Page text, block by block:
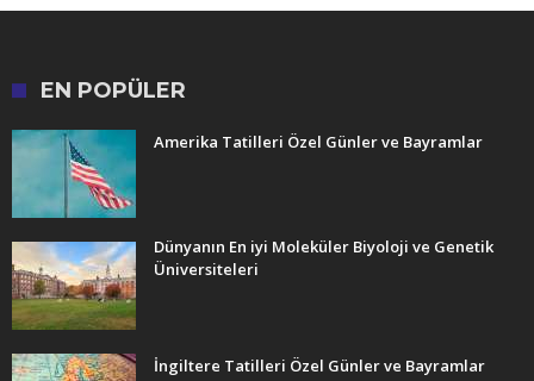
EN POPÜLER
Amerika Tatilleri Özel Günler ve Bayramlar
Dünyanın En iyi Moleküler Biyoloji ve Genetik
Üniversiteleri
İngiltere Tatilleri Özel Günler ve Bayramlar